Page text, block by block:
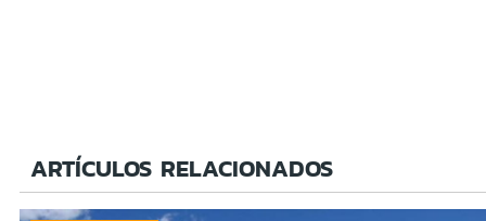
ARTÍCULOS RELACIONADOS